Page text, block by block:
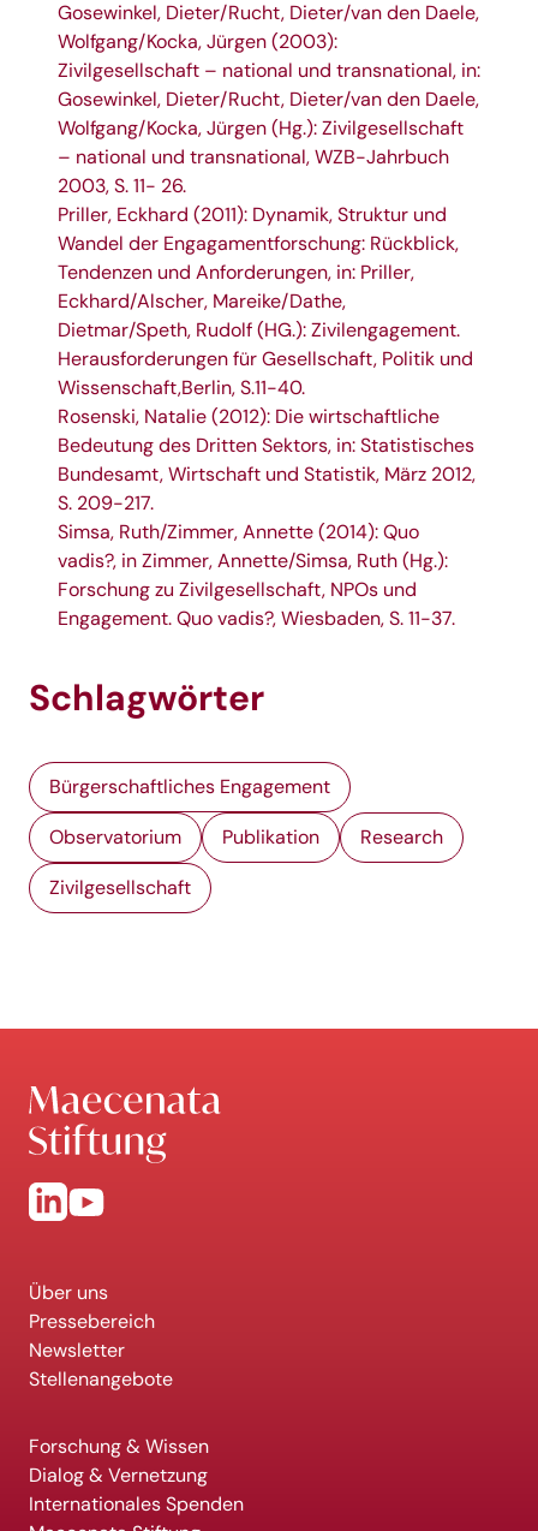
Gosewinkel, Dieter/Rucht, Dieter/van den Daele,
Wolfgang/Kocka, Jürgen (2003):
Zivilgesellschaft – national und transnational, in:
Gosewinkel, Dieter/Rucht, Dieter/van den Daele,
Wolfgang/Kocka, Jürgen (Hg.): Zivilgesellschaft
– national und transnational, WZB-Jahrbuch
2003, S. 11- 26.
Priller, Eckhard (2011): Dynamik, Struktur und
Wandel der Engagamentforschung: Rückblick,
Tendenzen und Anforderungen, in: Priller,
Eckhard/Alscher, Mareike/Dathe,
Dietmar/Speth, Rudolf (HG.): Zivilengagement.
Herausforderungen für Gesellschaft, Politik und
Wissenschaft,Berlin, S.11-40.
Rosenski, Natalie (2012): Die wirtschaftliche
Bedeutung des Dritten Sektors, in: Statistisches
Bundesamt, Wirtschaft und Statistik, März 2012,
S. 209-217.
Simsa, Ruth/Zimmer, Annette (2014): Quo
vadis?, in Zimmer, Annette/Simsa, Ruth (Hg.):
Forschung zu Zivilgesellschaft, NPOs und
Engagement. Quo vadis?, Wiesbaden, S. 11-37.
Schlagwörter
Bürgerschaftliches Engagement
Observatorium Publikation Research
Zivilgesellschaft
Über uns
Pressebereich
Newsletter
Stellenangebote
Forschung & Wissen
Dialog & Vernetzung
Internationales Spenden